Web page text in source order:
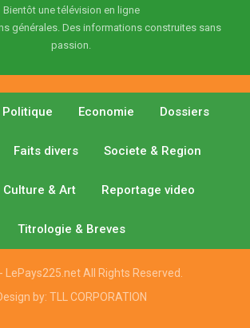
Bientôt une télévision en ligne
générales. Des informations construites sans
passion.
Politique Economie Dossiers
Faits divers Societe & Region
Culture & Art Reportage video
Titrologie & Breves
All Rights Reserved.
by: TLL CORPORATION